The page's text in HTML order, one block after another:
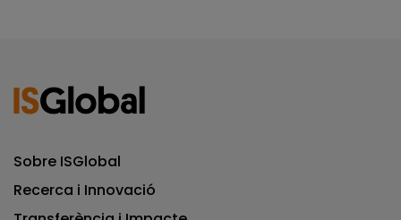
Sobre ISGlobal
Recerca i Innovació